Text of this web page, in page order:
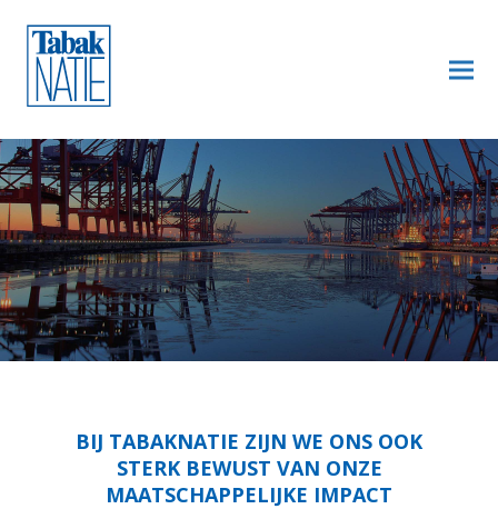
BIJ TABAKNATIE ZIJN WE ONS OOK
STERK BEWUST VAN ONZE
MAATSCHAPPELIJKE IMPACT